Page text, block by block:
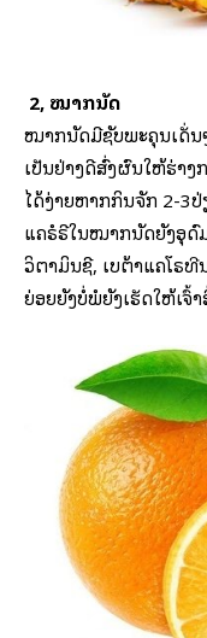
2, ໝາກນັດ
ໝາກນັດມີຊັບພະຄຸນເດັ່ນ
ເປັນຢ່າງດີສົ່ງຜົນໃຫ້ຮ່າ
ໄດ້ງ່າຍຫາກກິນຈັກ 2-3ປ່
ແຄຣໍຣີໃນໝາກນັດຍັງອຸດົ
ວິຕາມິນຊີ, ເບຕ້າແຄໂຣທີ
ຍ່ອຍຍັງບໍ່ພໍຍັງເຮັດໃຫ້ເຈົ້